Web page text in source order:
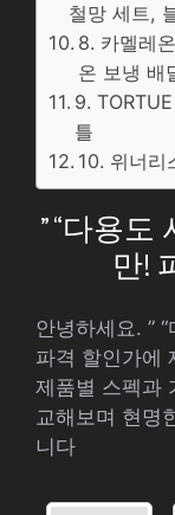
철망 세트,
8. 카멜레
온 보냉 배
9.
틀
10. 위너리
” “다용
만!
안녕하세요. ”
파격 할인가에
제품별 스펙과
교해보며 현명
니다